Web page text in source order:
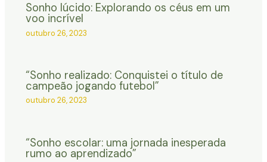
Sonho lúcido: Explorando os céus em um
voo incrível
outubro 26, 2023
“Sonho realizado: Conquistei o título de
campeão jogando futebol”
outubro 26, 2023
“Sonho escolar: uma jornada inesperada
rumo ao aprendizado”